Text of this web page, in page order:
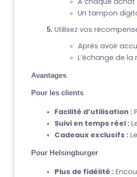
Un tampon
Utilisez vos
Après avoir
L’échange de
Avantages
Pour les clients
Facilité d’utilisation :
Suivi en temps réel :
Cadeaux exclusifs :
Pour Helsingburger
Plus de fidélité :